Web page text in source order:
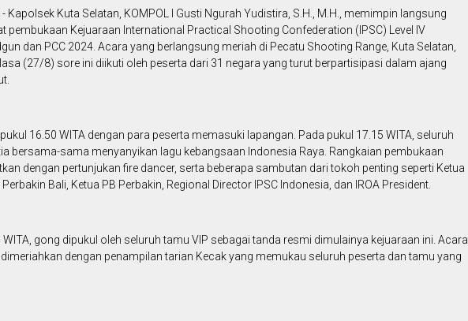
Kapolsek Kuta Selatan, KOMPOL I Gusti Ngurah Yudistira, S.H., M.H., memimpin langsung
pembukaan Kejuaraan International Practical Shooting Confederation (IPSC) Level IV
dan PCC 2024. Acara yang berlangsung meriah di Pecatu Shooting Range, Kuta Selatan,
(27/8) sore ini diikuti oleh peserta dari 31 negara yang turut berpartisipasi dalam ajang
16.50 WITA dengan para peserta memasuki lapangan. Pada pukul 17.15 WITA, seluruh
bersama-sama menyanyikan lagu kebangsaan Indonesia Raya. Rangkaian pembukaan
dengan pertunjukan fire dancer, serta beberapa sambutan dari tokoh penting seperti Ketua
Bali, Ketua PB Perbakin, Regional Director IPSC Indonesia, dan IROA President.
WITA, gong dipukul oleh seluruh tamu VIP sebagai tanda resmi dimulainya kejuaraan ini. Acara
dengan penampilan tarian Kecak yang memukau seluruh peserta dan tamu yang